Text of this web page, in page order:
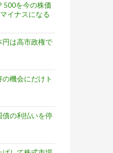
500を今の株価
イナスになる
円は高市政権で
機会にだけト
債の利払いを停